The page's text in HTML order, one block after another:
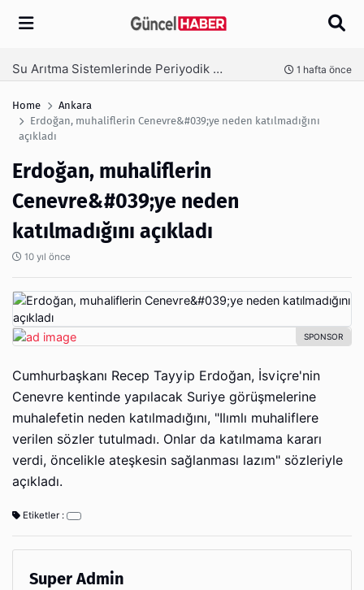
Arama 3 hafta önce
Home
Ankara
Erdoğan, muhaliflerin Cenevre&#039;ye neden katılmadığını
açıkladı
Erdoğan, muhaliflerin
Cenevre&#039;ye neden
katılmadığını açıkladı
10 yıl önce
Cumhurbaşkanı Recep Tayyip Erdoğan, İsviçre'nin
Cenevre kentinde yapılacak Suriye görüşmelerine
muhalefetin neden katılmadığını, "Ilımlı muhaliflere
verilen sözler tutulmadı. Onlar da katılmama kararı
verdi, öncelikle ateşkesin sağlanması lazım" sözleriyle
açıkladı.
Etiketler :
Super Admin